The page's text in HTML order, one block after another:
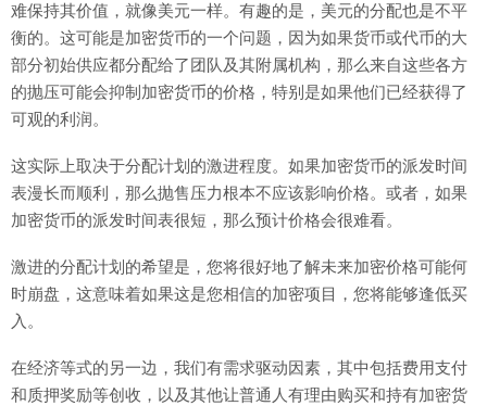
难保持其价值，就像美元一样。有趣的是，美元的分配也是不平
衡的。这可能是加密货币的一个问题，因为如果货币或代币的大
部分初始供应都分配给了团队及其附属机构，那么来自这些各方
的抛压可能会抑制加密货币的价格，特别是如果他们已经获得了
可观的利润。
这实际上取决于分配计划的激进程度。如果加密货币的派发时间
表漫长而顺利，那么抛售压力根本不应该影响价格。或者，如果
加密货币的派发时间表很短，那么预计价格会很难看。
激进的分配计划的希望是，您将很好地了解未来加密价格可能何
时崩盘，这意味着如果这是您相信的加密项目，您将能够逢低买
入。
在经济等式的另一边，我们有需求驱动因素，其中包括费用支付
和质押奖励等创收，以及其他让普通人有理由购买和持有加密货